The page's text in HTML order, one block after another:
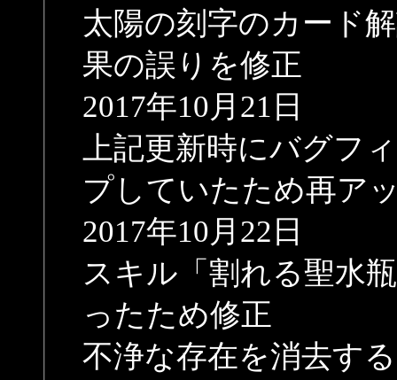
太陽の刻字のカード
果の誤りを修正
2017年10月21日
上記更新時にバグフ
プしていたため再ア
2017年10月22日
スキル「割れる聖水
ったため修正
不浄な存在を消去す